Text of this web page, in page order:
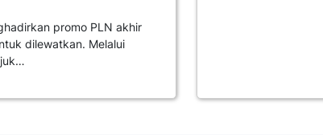
promo PLN akhir
dilewatkan. Melalui